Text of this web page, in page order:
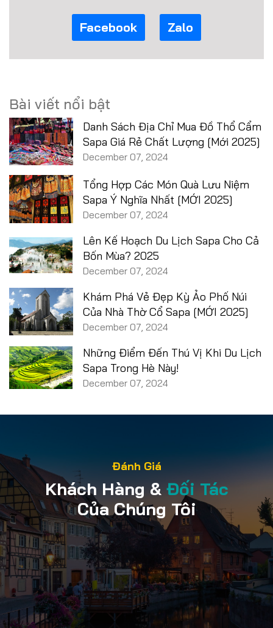
Facebook Zalo
Bài viết nổi bật
Danh Sách Địa Chỉ Mua Đồ Thổ Cẩm
Sapa Giá Rẻ Chất Lượng [Mới 2025]
December 07, 2024
Tổng Hợp Các Món Quà Lưu Niệm
Sapa Ý Nghĩa Nhất [MỚI 2025]
December 07, 2024
Lên Kế Hoạch Du Lịch Sapa Cho Cả
Bốn Mùa? 2025
December 07, 2024
Khám Phá Vẻ Đẹp Kỳ Ảo Phố Núi
Của Nhà Thờ Cổ Sapa [MỚI 2025]
December 07, 2024
Những Điểm Đến Thú Vị Khi Du Lịch
Sapa Trong Hè Này!
December 07, 2024
Đánh Giá
Khách Hàng & Đối Tác
Của Chúng Tôi